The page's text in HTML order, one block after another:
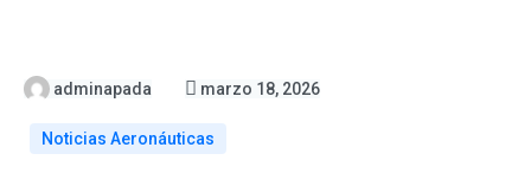
adminapada marzo 18, 2026
Noticias Aeronáuticas